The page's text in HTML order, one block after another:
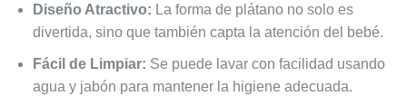
Diseño Atractivo: La forma de plátano no solo es
divertida, sino que también capta la atención del bebé.
Fácil de Limpiar: Se puede lavar con facilidad usando
agua y jabón para mantener la higiene adecuada.